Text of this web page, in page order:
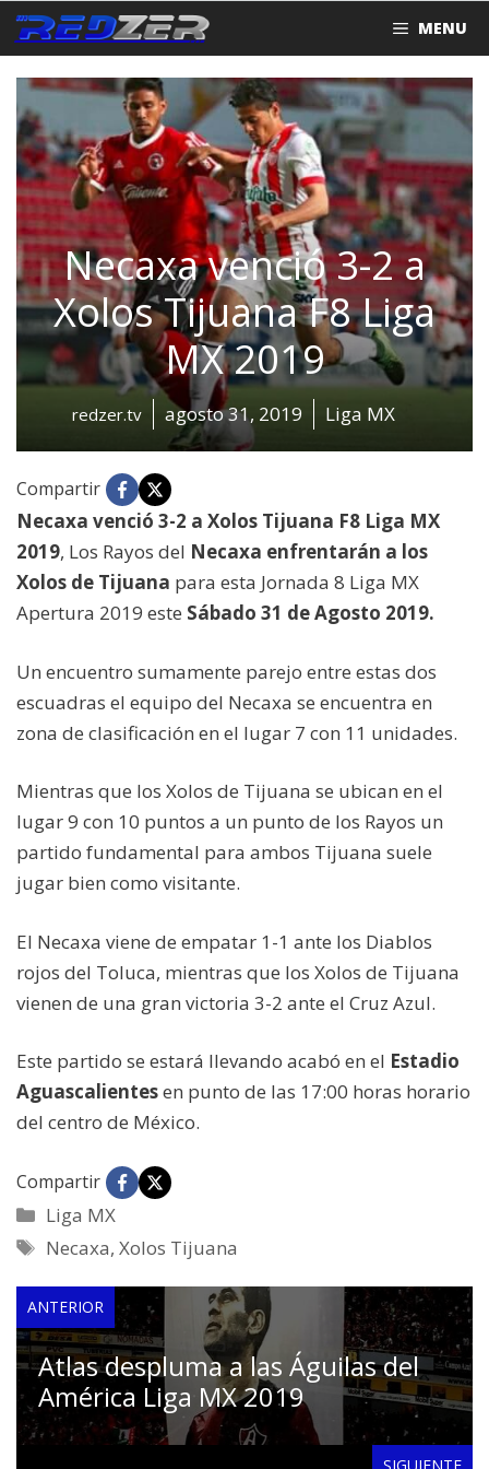
Saltar
al
contenido
MENU
Necaxa venció 3-2 a
Xolos Tijuana F8 Liga
MX 2019
redzer.tv agosto 31, 2019 Liga MX
Compartir
Necaxa venció 3-2 a Xolos Tijuana F8 Liga MX
2019, Los Rayos del Necaxa enfrentarán a los
Xolos de Tijuana para esta Jornada 8 Liga MX
Apertura 2019 este Sábado 31 de Agosto 2019.
Un encuentro sumamente parejo entre estas dos
escuadras el equipo del Necaxa se encuentra en
zona de clasificación en el lugar 7 con 11 unidades.
Mientras que los Xolos de Tijuana se ubican en el
lugar 9 con 10 puntos a un punto de los Rayos un
partido fundamental para ambos Tijuana suele
jugar bien como visitante.
El Necaxa viene de empatar 1-1 ante los Diablos
rojos del Toluca, mientras que los Xolos de Tijuana
vienen de una gran victoria 3-2 ante el Cruz Azul.
Este partido se estará llevando acabó en el Estadio
Aguascalientesen punto de las 17:00 horas horario
del centro de México.
Compartir
Categorías
Liga MX
Etiquetas
Necaxa,Xolos Tijuana
ANTERIOR
Atlas despluma a las Águilas del
América Liga MX 2019